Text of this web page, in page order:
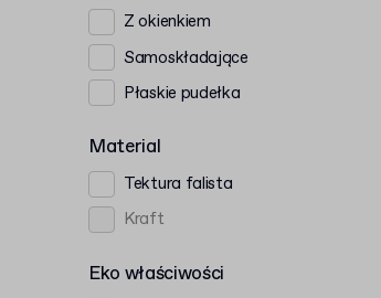
Z okienkiem
Samoskładające
Płaskie pudełka
Material
Tektura falista
Kraft
Eko właściwości